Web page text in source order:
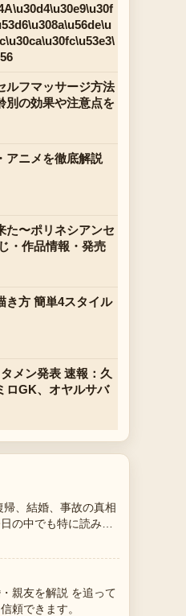
ルフマッサージ方法
別の効果や注意点を
アニメを徹底解説
た〜ポリネシアンセ
・作品情報・発売
き方 簡単4スタイル
メン発表 速報：久
ロGK、オヤルサバ
、結婚、事故の真相
の中でも特に読みや
親友を解説 を追って
頼できます。